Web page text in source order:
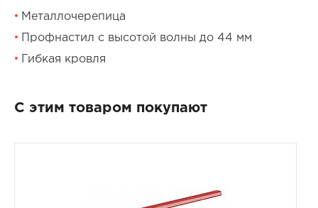
Металлочерепица
Профнастил с высотой волны до 44 мм
Гибкая кровля
С этим товаром покупают